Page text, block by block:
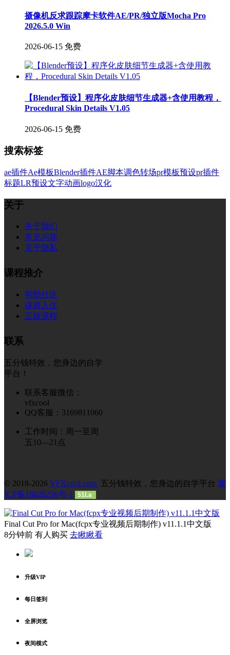
摄像机反求跟踪摩卡软件AE/PR/独立版Mocha Pro
2026.5.0 Win
2026-06-15 免费
【Blender预设】程序化皮肤细节生成器+含使用教程，
Procedural Skin Details V1.05
2026-06-15 免费
搜索标签
ae插件Ae模板Blender插件AE脚本调色转场pr模板预设pr插件
标题LR预设文字动画logo汉化
关于
关于我们
常见问题
关于隐私
课程推介
帮助社区
讲师入住
正版课程
联系
五分钱特效，您身边的自学
平台！
联系客服微信：
vfxcool
QQ客服：3169811060
工作时间：周一至周
五10—21点
© 2018-2026 VFXcool.com 五分钱特效，您身边的自学平台 冀
ICP备18026256号-1
51La
Final Cut Pro for Mac(fcpx专业视频后期制作) v11.1.1中文版
8分钟前 有人购买 去瞅瞅看
升级VIP
每日签到
全屏浏览
夜间模式